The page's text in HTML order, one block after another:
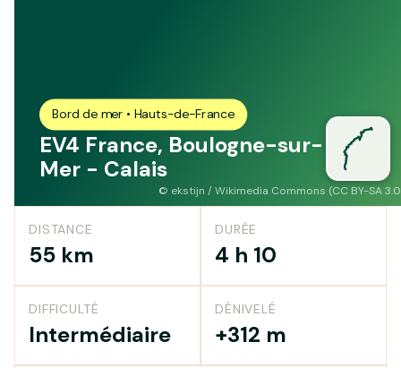
Bord de mer • Hauts-de-France
EV4 France, Boulogne-sur-
Mer - Calais
© ekstijn / Wikimedia Commons (CC BY-SA
DISTANCE
55 km
DURÉE
4 h 10
DIFFICULTÉ
Intermédiaire
DÉNIVELÉ
+312 m